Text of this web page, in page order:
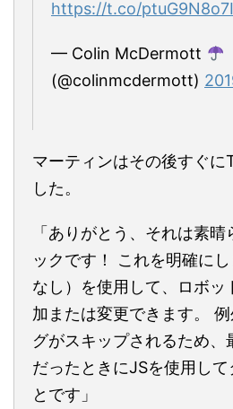
https://t.co/ptuG9N8o7I
— Colin McDermott
(@colinmcdermott)
マーティンはその後すぐ
した。
「ありがとう、それは素
ックです！ これを明確に
なし）を使用して、ロボッ
加または変更できます。
グがスキップされるため、
だったときにJSを使用して
とです」